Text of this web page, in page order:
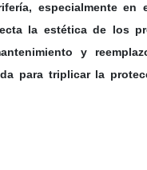
especialmente en
la estética de los
y
para triplicar la